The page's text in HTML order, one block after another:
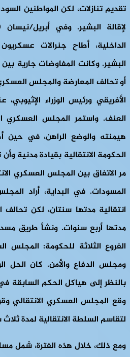
تقديم تنازلات، لكن المواطنين
الداخلية، أطاح جنرالات
البشير. وكانت المفاوضات جارية
أو تحالف المعارضة والمجلس
الأفريقي ورئيس الوزراء
العنف. واستمر المجلس العسكري
هيمنته والوضع الراهن، في حين
الحكومة الانتقالية بقيادة مدنية
مر الاتفاق بين المجلس العسكري
المسودات. في البداية، أراد
انتقالية مدتها سنتان، لكن تحالف
مدتها أربع سنوات. ونشأ طريق
الفروع الثلاثة للحكومة: المجلس
ومجلس الدفاع والأمن. كان الحل
بالنظر إلى هياكل الحكم السابقة
وقع المجلس العسكري الانتقالي
لتقاسم السلطة الانتقالية لمدة
ومع ذلك، خلال هذه الفترة، شمل